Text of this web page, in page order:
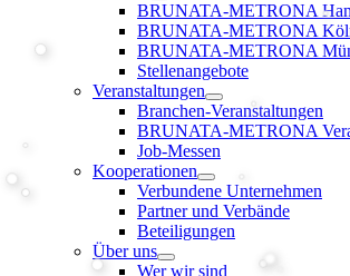
BRUNATA-METRONA
BRUNATA-METRONA
BRUNATA-METRONA
Stellenangebote
Veranstaltungen
Branchen-Veranstaltungen
BRUNATA-METRONA
Job-Messen
Kooperationen
Verbundene Unternehmen
Partner und Verbände
Beteiligungen
Über uns
Wer wir sind